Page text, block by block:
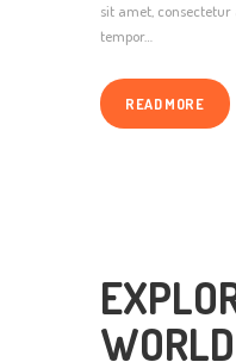
sit amet, consectetur
tempor…
READ MORE
WORLD